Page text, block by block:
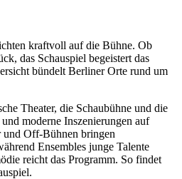
kraftvoll auf die Bühne. Ob
das Schauspiel begeistert das
bündelt Berliner Orte rund um
Theater, die Schaubühne und die
moderne Inszenierungen auf
und Off-Bühnen bringen
Ensembles junge Talente
reicht das Programm. So findet